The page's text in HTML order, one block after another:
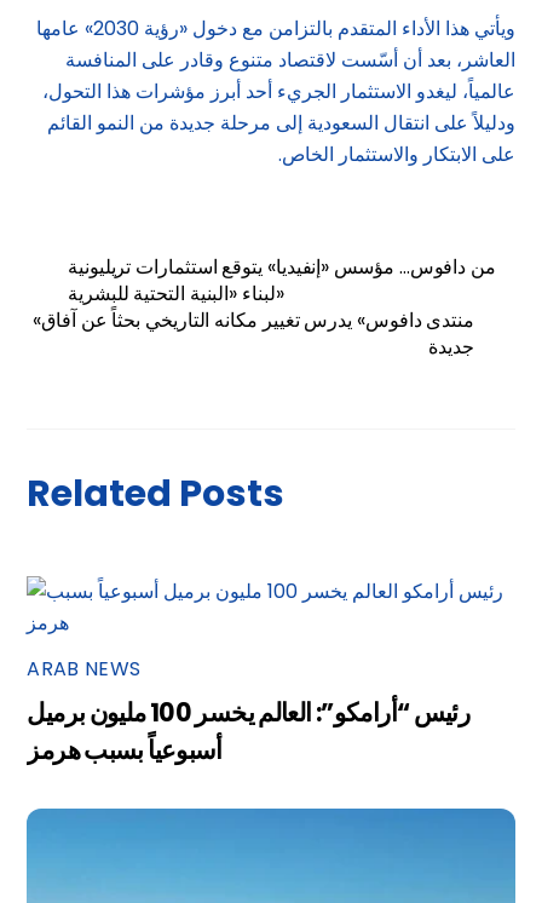
ويأتي هذا الأداء المتقدم بالتزامن مع دخول «رؤية 2030» عامها
العاشر، بعد أن أسّست لاقتصاد متنوع وقادر على المنافسة
عالمياً، ليغدو الاستثمار الجريء أحد أبرز مؤشرات هذا التحول،
ودليلاً على انتقال السعودية إلى مرحلة جديدة من النمو القائم
على الابتكار والاستثمار الخاص.
من دافوس… مؤسس «إنفيديا» يتوقع استثمارات تريليونية
لبناء «البنية التحتية للبشرية»
«منتدى دافوس» يدرس تغيير مكانه التاريخي بحثاً عن آفاق
جديدة
Related Posts
ARAB NEWS
رئيس “أرامكو”: العالم يخسر 100 مليون برميل
أسبوعياً بسبب هرمز